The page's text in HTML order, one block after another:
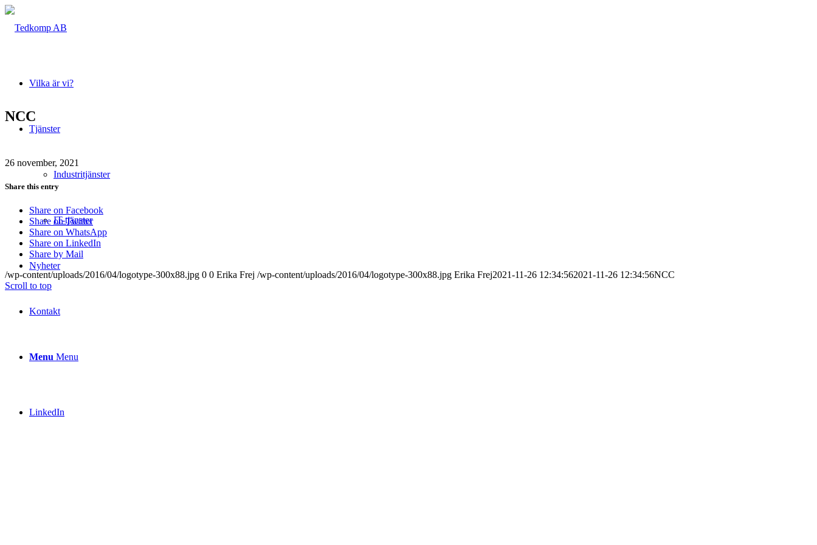
Vilka är vi?
Tjänster
Industritjänster
IT-tjänster
Nyheter
Kontakt
Menu Menu
LinkedIn
NCC
26 november, 2021
Share this entry
Share on Facebook
Share on Twitter
Share on WhatsApp
Share on LinkedIn
Share by Mail
/wp-content/uploads/2016/04/logotype-300x88.jpg 0 0 Erika Frej /wp-content/uploads/2016/04/logotype-300x88.jpg Erika Frej2021-11-26 12:34:562021-11-26 12:34:56NCC
Scroll to top